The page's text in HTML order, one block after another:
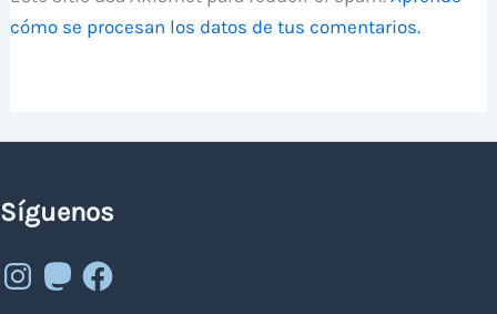
cómo se procesan los datos de tus comentarios.
Síguenos
Instagram
MastodonFacebook